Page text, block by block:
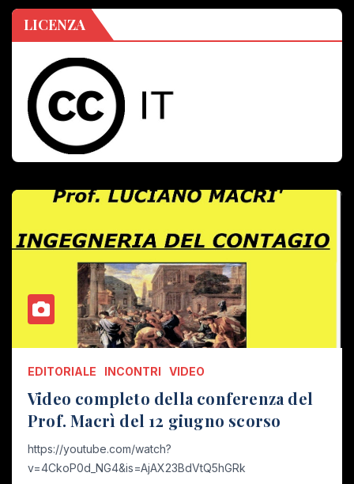
LICENZA
EDITORIALE INCONTRI VIDEO
Video completo della conferenza del
Prof. Macrì del 12 giugno scorso
https://youtube.com/watch?
v=4CkoP0d_NG4&is=AjAX23BdVtQ5hGRk